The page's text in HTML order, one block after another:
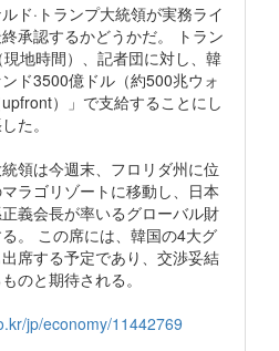
ド·トランプ大統領が実務ライ
承認するかどうかだ。 トラン
地時間）、記者団に対し、韓
ド3500億ドル（約500兆ウォ
）」で支給することにし
た。
領は今週末、フロリダ州に位
ラゴリゾートに移動し、日本
義会長が率いるグローバル財
。 この席には、韓国の4大グ
席する予定であり、交渉妥結
のと期待される。
jp/economy/11442769